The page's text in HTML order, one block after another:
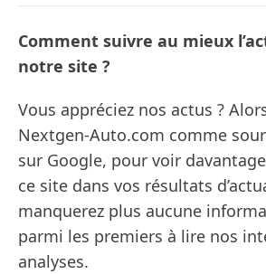
Comment suivre au mieux
notre site ?
Vous appréciez nos actus ?
Nextgen-Auto.com comme
sur Google, pour voir
ce site dans vos résultats
manquerez plus aucune
parmi les premiers à lire nos
analyses.